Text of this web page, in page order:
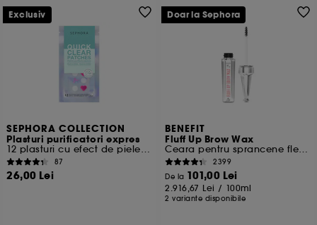
SEPHORA COLLECTION
Plasturi purificatori expres
12 plasturi cu efect de piele din hidrocoloizi
87
26,00 Lei
Exclusiv
BENEFIT
Fluff Up Brow Wax
Ceara pentru sprancene flexibila
2399
De la 101,00 Lei
2.916,67 Lei / 100ml
2 variante disponibile
Doar la Sephora